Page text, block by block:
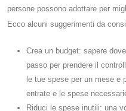
persone possono adottare per
Ecco alcuni suggerimenti da
Crea un budget: sapere
passo per prendere il
le tue spese per un mese e
entrate e le spese
Riduci le spese inutili: una